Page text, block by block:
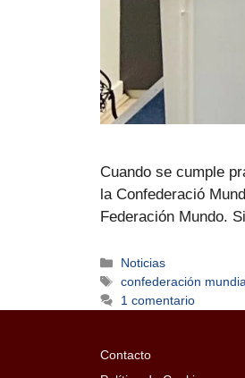
Cuando se cumple
la Confederació
Federación Mundo.
Noticias
confederación
1 comentario
Contacto